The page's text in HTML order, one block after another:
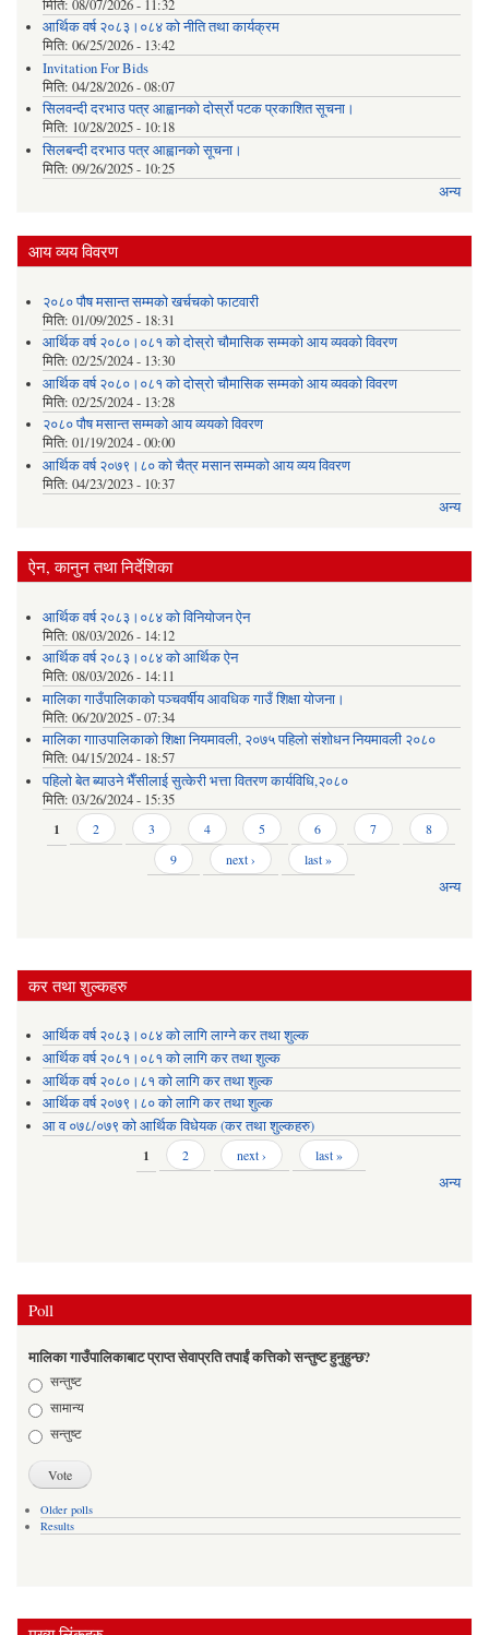
मिति: 08/07/2026 - 11:32
आर्थिक वर्ष २०८३।०८४ को नीति तथा कार्यक्रम
मिति: 06/25/2026 - 13:42
Invitation For Bids
मिति: 04/28/2026 - 08:07
सिलवन्दी दरभाउ पत्र आह्वानको दोर्स्रो पटक प्रकाशित सूचना।
मिति: 10/28/2025 - 10:18
सिलबन्दी दरभाउ पत्र आह्वानको सूचना।
मिति: 09/26/2025 - 10:25
अन्य
आय व्यय विवरण
२०८० पौष मसान्त सम्मको खर्चचको फाटवारी
मिति: 01/09/2025 - 18:31
आर्थिक वर्ष २०८०।०८१ को दोस्रो चौमासिक सम्मको आय व्यवको विवरण
मिति: 02/25/2024 - 13:30
आर्थिक वर्ष २०८०।०८१ को दोस्रो चौमासिक सम्मको आय व्यवको विवरण
मिति: 02/25/2024 - 13:28
२०८० पौष मसान्त सम्मको आय व्ययको विवरण
मिति: 01/19/2024 - 00:00
आर्थिक वर्ष २०७९।८० को चैत्र मसान सम्मको आय व्यय विवरण
मिति: 04/23/2023 - 10:37
अन्य
ऐन, कानुन तथा निर्देशिका
आर्थिक वर्ष २०८३।०८४ को विनियोजन ऐन
मिति: 08/03/2026 - 14:12
आर्थिक वर्ष २०८३।०८४ को आर्थिक ऐन
मिति: 08/03/2026 - 14:11
मालिका गाउँपालिकाको पञ्चवर्षीय आवधिक गाउँ शिक्षा योजना।
मिति: 06/20/2025 - 07:34
मालिका गााउपालिकाको शिक्षा नियमावली, २०७५ पहिलो संशोधन नियमावली २०८०
मिति: 04/15/2024 - 18:57
पहिलो बेत ब्याउने भैँसीलाई सुत्केरी भत्ता वितरण कार्यविधि,२०८०
मिति: 03/26/2024 - 15:35
Pages
1 2 3 4 5 6 7
8
9
next › last »
अन्य
कर तथा शुल्कहरु
आर्थिक वर्ष २०८३।०८४ को लागि लाग्ने कर तथा शुल्क
आर्थिक वर्ष २०८१।०८१ को लागि कर तथा शुल्क
आर्थिक वर्ष २०८०।८१ को लागि कर तथा शुल्क
आर्थिक वर्ष २०७९।८० को लागि कर तथा शुल्क
आ व ०७८/०७९ को आर्थिक विधेयक (कर तथा शुल्कहरु)
1 2 next › last »
अन्य
Poll
मालिका गाउँपालिकाबाट प्राप्त सेवाप्रति तपाईं कत्तिको सन्तुष्ट हुनुहुन्छ?
Choices
सन्तुष्ट
सामान्य
सन्तुष्ट
Older polls
Results